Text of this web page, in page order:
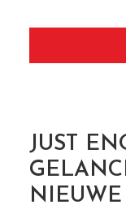
JUST